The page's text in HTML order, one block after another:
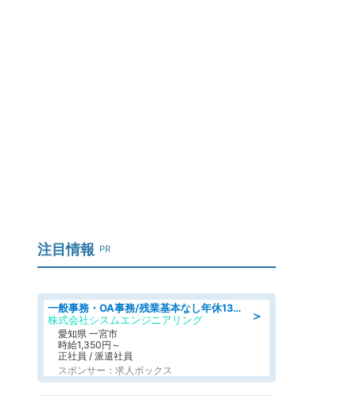
注目情報 PR
＞
一般事務・OA事務/残業基本なし年休130日社保完備の一般・調達事務
株式会社シスムエンジニアリング
愛知県 一宮市
時給1,350円～
正社員 / 派遣社員
スポンサー：求人ボックス